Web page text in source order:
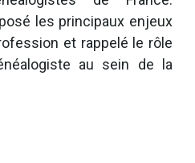
les principaux enjeux
et rappelé le rôle
au sein de la